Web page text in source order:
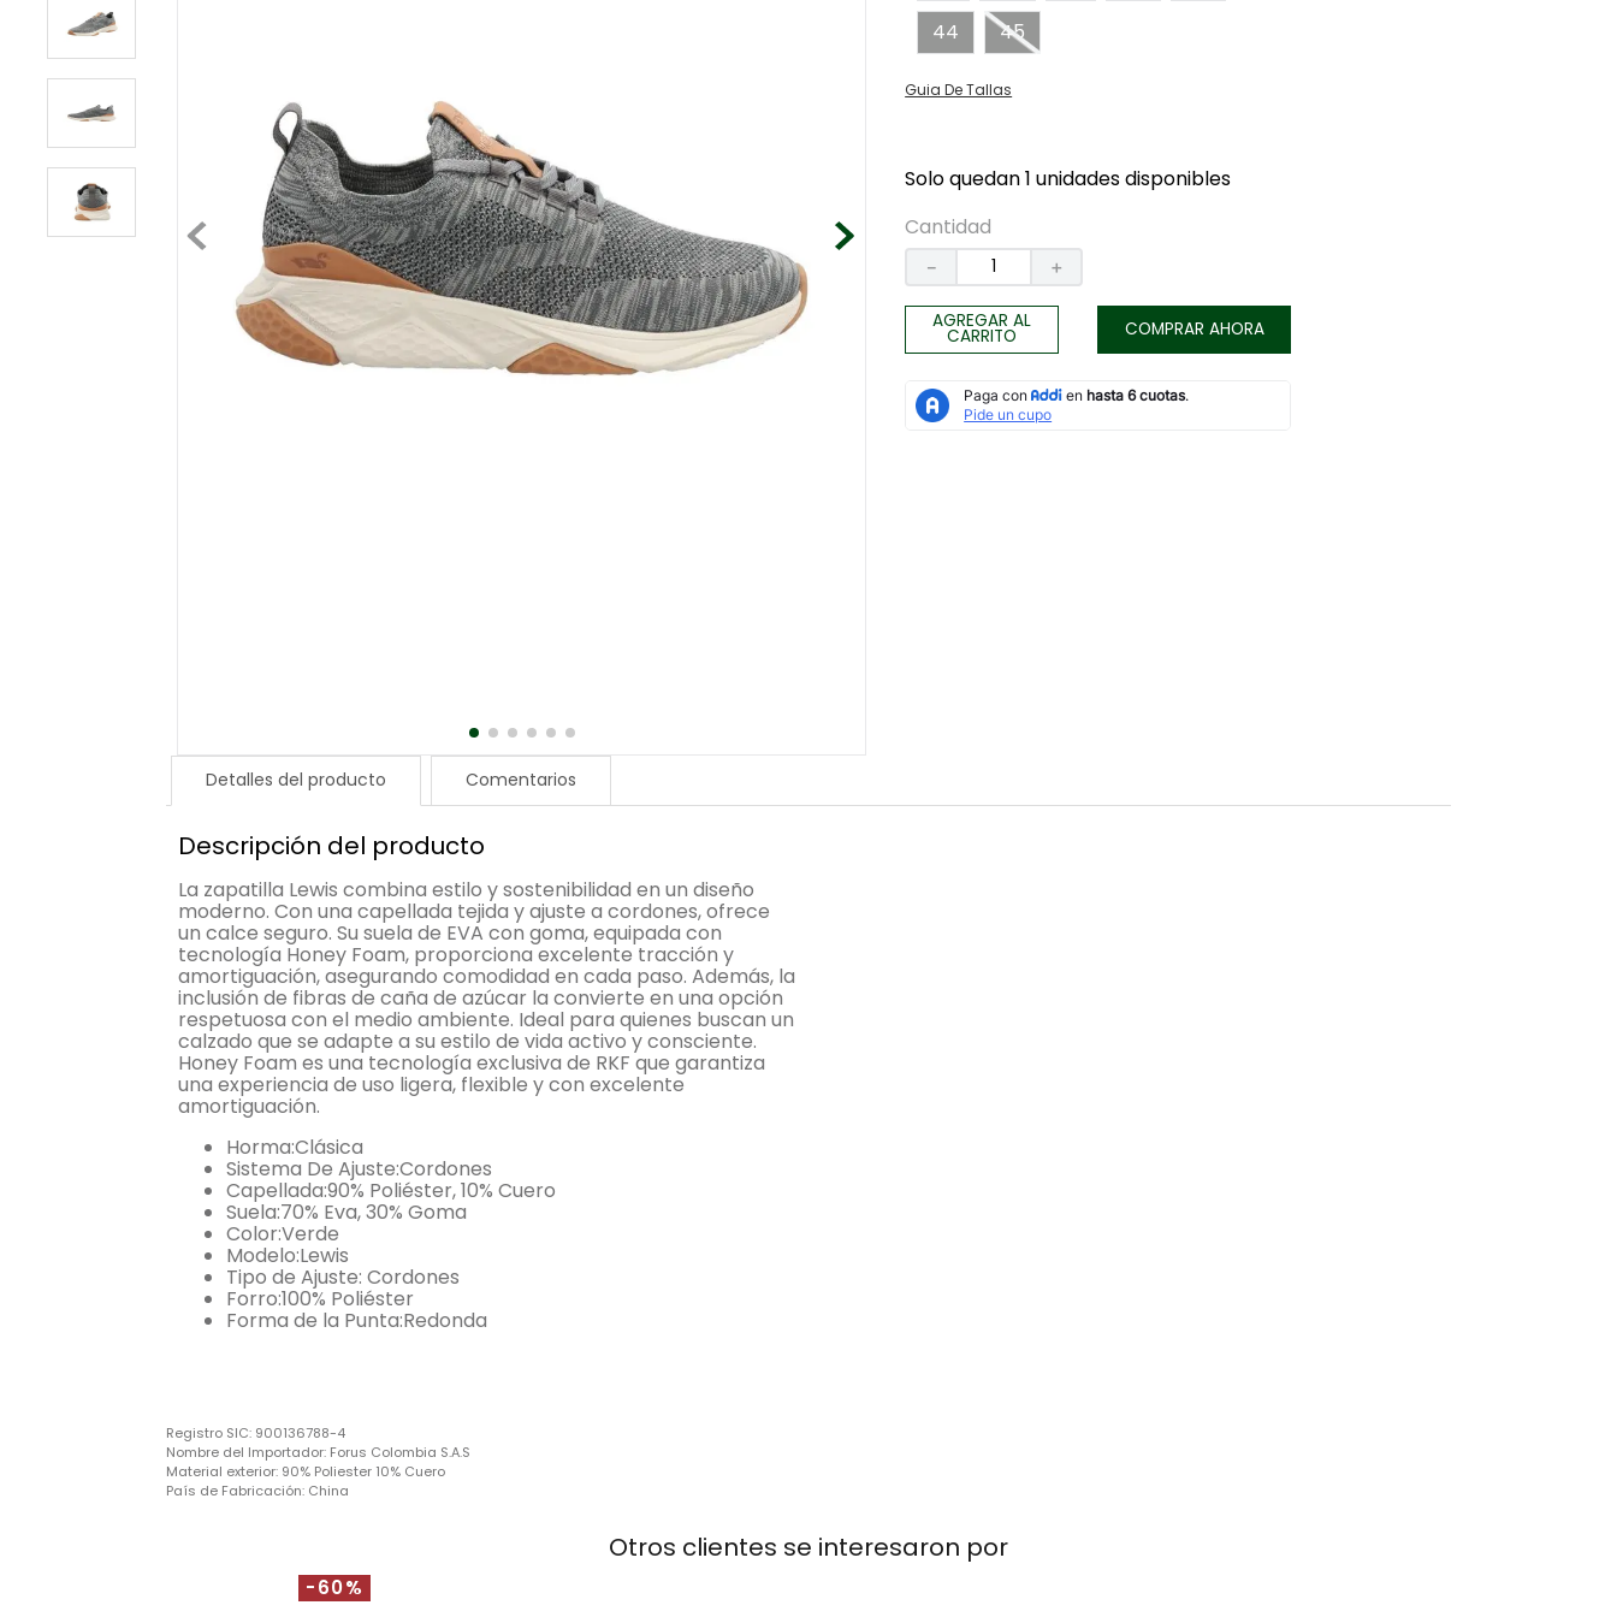
44 45
Guia De Tallas
Solo quedan 1 unidades disponibles
Cantidad
＋
－
AGREGAR AL
CARRITO COMPRAR AHORA
Detalles del producto Comentarios
Descripción del producto
La zapatilla Lewis combina estilo y sostenibilidad en un diseño
moderno. Con una capellada tejida y ajuste a cordones, ofrece
un calce seguro. Su suela de EVA con goma, equipada con
tecnología Honey Foam, proporciona excelente tracción y
amortiguación, asegurando comodidad en cada paso. Además, la
inclusión de fibras de caña de azúcar la convierte en una opción
respetuosa con el medio ambiente. Ideal para quienes buscan un
calzado que se adapte a su estilo de vida activo y consciente.
Honey Foam es una tecnología exclusiva de RKF que garantiza
una experiencia de uso ligera, flexible y con excelente
amortiguación.
Horma:Clásica
Sistema De Ajuste:Cordones
Capellada:90% Poliéster, 10% Cuero
Suela:70% Eva, 30% Goma
Color:Verde
Modelo:Lewis
Tipo de Ajuste: Cordones
Forro:100% Poliéster
Forma de la Punta:Redonda
Registro SIC: 900136788-4
Nombre del Importador: Forus Colombia S.A.S
Material exterior: 90% Poliester 10% Cuero
País de Fabricación: China
Otros clientes se interesaron por
-60%